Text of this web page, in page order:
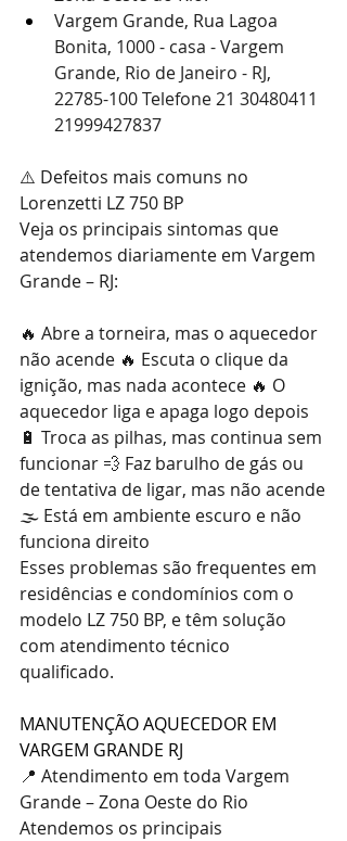
Vargem Grande, Rua Lagoa
Bonita, 1000 - casa - Vargem
Grande, Rio de Janeiro - RJ,
22785-100 Telefone 21 30480411
21999427837
⚠️ Defeitos mais comuns no
Lorenzetti LZ 750 BP
Veja os principais sintomas que
atendemos diariamente em Vargem
Grande – RJ:
🔥 Abre a torneira, mas o aquecedor
não acende 🔥 Escuta o clique da
ignição, mas nada acontece 🔥 O
aquecedor liga e apaga logo depois
🔋 Troca as pilhas, mas continua sem
funcionar 💨 Faz barulho de gás ou
de tentativa de ligar, mas não acende
🌫️ Está em ambiente escuro e não
funciona direito
Esses problemas são frequentes em
residências e condomínios com o
modelo LZ 750 BP, e têm solução
com atendimento técnico
qualificado.
MANUTENÇÃO AQUECEDOR EM
VARGEM GRANDE RJ
📍 Atendimento em toda Vargem
Grande – Zona Oeste do Rio
Atendemos os principais